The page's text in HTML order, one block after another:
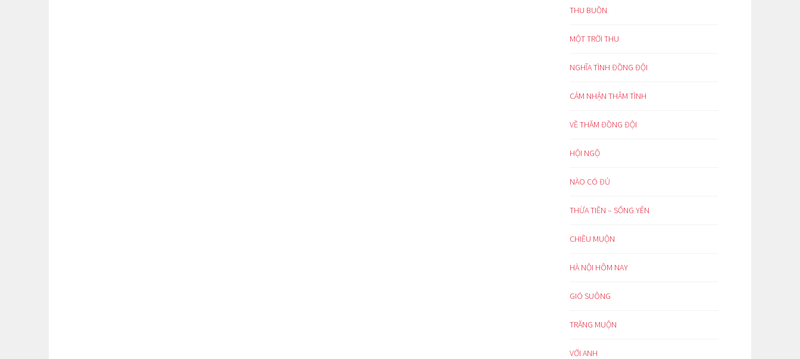
THU BUỒN
MỘT TRỜI THU
NGHĨA TÌNH ĐỒNG ĐỘI
CẢM NHẬN THÂM TÌNH
VỀ THĂM ĐỒNG ĐỘI
HỘI NGỘ
NÀO CÓ ĐỦ
THỪA TIỀN – SỐNG YÊN
CHIỀU MUỘN
HÀ NỘI HÔM NAY
GIÓ SUÔNG
TRĂNG MUỘN
VỚI ANH